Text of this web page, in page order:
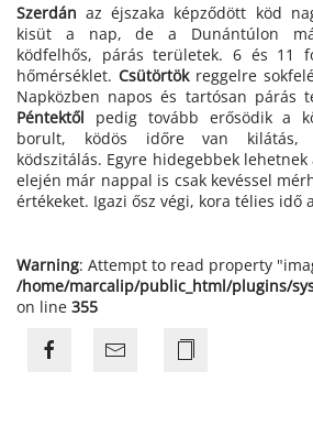
Szerdánaz éjszaka képződött köd
kisüt a nap, de a Dunántúlon
ködfelhős, párás területek. 6 és 11
hőmérséklet. Csütörtök reggelre
Napközben napos és tartósan párás
Péntektől pedig tovább erősödik a
borult, ködös időre van kilátás,
ködszitálás. Egyre hidegebbek lehetnek
elején már nappal is csak kevéssel
értékeket. Igazi ősz végi, kora télies idő
Warning: Attempt to read property
/home/marcalip/public_html/plugins/
on line 355